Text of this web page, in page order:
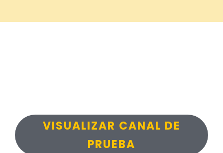
VISUALIZAR CANAL DE
PRUEBA